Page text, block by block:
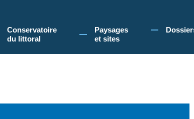
du littoral, vous acceptez l'utilisation de cookies pour vous
Conservatoire
du littoral
Paysages
et sites